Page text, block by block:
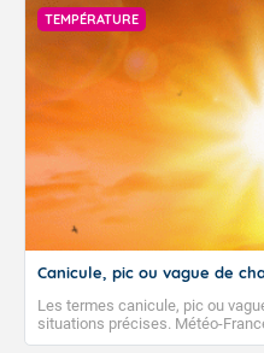
TEMPÉRATURE
Canicule, pic ou vague de
Les termes canicule, pic ou
situations précises. Météo-
climatologiques pour évaluer et